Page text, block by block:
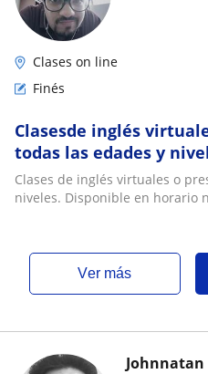
Clases on line
Finés
Clasesde inglés
todas las edades y
horario nocturno y
Clases de inglés virtuales o
niveles. Disponible en horario
ver más
Johnnatan